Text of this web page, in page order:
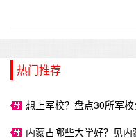
热门推荐
想上军校？盘点30所军
内蒙古哪些大学好？见